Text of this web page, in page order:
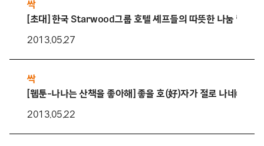
싹
[초대] 한국 Starwood그룹 호텔 셰프들의 따뜻한 나눔 릴레이
2013.05.27
싹
[웹툰-나나는 산책을 좋아해] 좋을 호(好)자가 절로 나네②
2013.05.22